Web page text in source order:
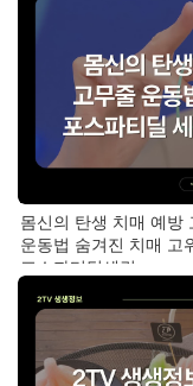
몸신의 탄생 치매 예방
운동법 숨겨진 치매 고
포스파티딜세린